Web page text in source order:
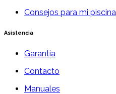
Consejos para mi piscina
Asistencia
Garantia
Contacto
Manuales